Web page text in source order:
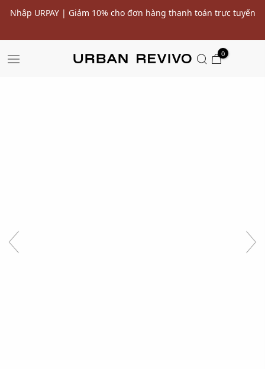
Ưu đãi 10% cho đơn hàng đầu tiên* | Nhập mã: URWELCOME
0
SALE